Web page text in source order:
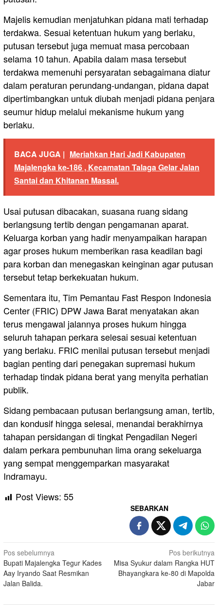
Majelis kemudian menjatuhkan pidana mati terhadap
terdakwa. Sesuai ketentuan hukum yang berlaku,
putusan tersebut juga memuat masa percobaan
selama 10 tahun. Apabila dalam masa tersebut
terdakwa memenuhi persyaratan sebagaimana diatur
dalam peraturan perundang-undangan, pidana dapat
dipertimbangkan untuk diubah menjadi pidana penjara
seumur hidup melalui mekanisme hukum yang
berlaku.
BACA JUGA | Meriahkan Hari Jadi Kabupaten
Majalengka ke-186 , Kecamatan Talaga Gelar Jalan
Santai dan Khitanan Massal.
Usai putusan dibacakan, suasana ruang sidang
berlangsung tertib dengan pengamanan aparat.
Keluarga korban yang hadir menyampaikan harapan
agar proses hukum memberikan rasa keadilan bagi
para korban dan menegaskan keinginan agar putusan
tersebut tetap berkekuatan hukum.
Sementara itu, Tim Pemantau Fast Respon Indonesia
Center (FRIC) DPW Jawa Barat menyatakan akan
terus mengawal jalannya proses hukum hingga
seluruh tahapan perkara selesai sesuai ketentuan
yang berlaku. FRIC menilai putusan tersebut menjadi
bagian penting dari penegakan supremasi hukum
terhadap tindak pidana berat yang menyita perhatian
publik.
Sidang pembacaan putusan berlangsung aman, tertib,
dan kondusif hingga selesai, menandai berakhirnya
tahapan persidangan di tingkat Pengadilan Negeri
dalam perkara pembunuhan lima orang sekeluarga
yang sempat menggemparkan masyarakat
Indramayu.
Post Views: 55
SEBARKAN
Navigasi
pos
Pos sebelumnya
Bupati Majalengka Tegur Kades
Aay Iryando Saat Resmikan
Jalan Balida.
Pos berikutnya
Misa Syukur dalam Rangka HUT
Bhayangkara ke-80 di Mapolda
Jabar